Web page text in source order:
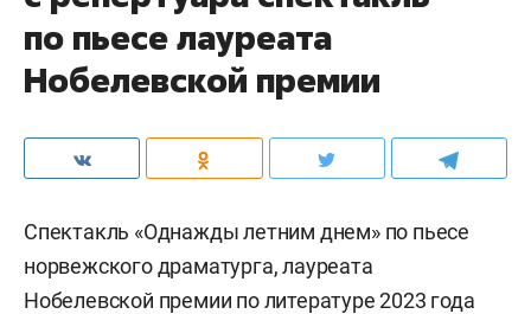
по пьесе лауреата
Нобелевской премии
Спектакль «Однажды летним днем» по пьесе
норвежского драматурга, лауреата
Нобелевской премии по литературе 2023 года